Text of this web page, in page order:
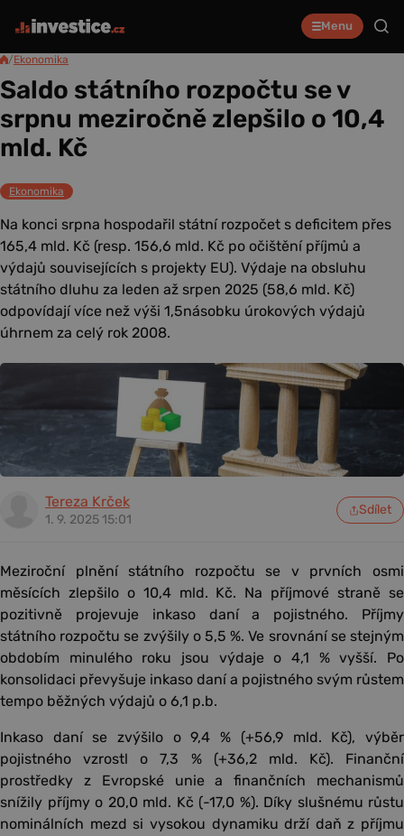
Menu
/Ekonomika
Saldo státního rozpočtu se v
srpnu meziročně zlepšilo o 10,4
mld. Kč
Ekonomika
Na konci srpna hospodařil státní rozpočet s deficitem přes
165,4 mld. Kč (resp. 156,6 mld. Kč po očištění příjmů a
výdajů souvisejících s projekty EU). Výdaje na obsluhu
státního dluhu za leden až srpen 2025 (58,6 mld. Kč)
odpovídají více než výši 1,5násobku úrokových výdajů
úhrnem za celý rok 2008.
Tereza Krček
1. 9. 2025 15:01
Sdílet
Meziroční plnění státního rozpočtu se v prvních osmi
měsících zlepšilo o 10,4 mld. Kč. Na příjmové straně se
pozitivně projevuje inkaso daní a pojistného. Příjmy
státního rozpočtu se zvýšily o 5,5 %. Ve srovnání se stejným
obdobím minulého roku jsou výdaje o 4,1 % vyšší. Po
konsolidaci převyšuje inkaso daní a pojistného svým růstem
tempo běžných výdajů o 6,1 p.b.
Inkaso daní se zvýšilo o 9,4 % (+56,9 mld. Kč), výběr
pojistného vzrostl o 7,3 % (+36,2 mld. Kč). Finanční
prostředky z Evropské unie a finančních mechanismů
snížily příjmy o 20,0 mld. Kč (-17,0 %). Díky slušnému růstu
nominálních mezd si vysokou dynamiku drží daň z příjmu